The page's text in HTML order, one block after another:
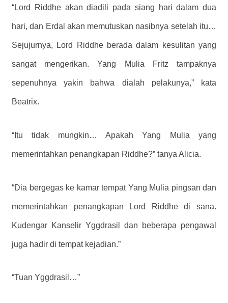
“Lord Riddhe akan diadili pada siang hari dalam dua
hari, dan Erdal akan memutuskan nasibnya setelah itu…
Sejujurnya, Lord Riddhe berada dalam kesulitan yang
sangat mengerikan. Yang Mulia Fritz tampaknya
sepenuhnya yakin bahwa dialah pelakunya,” kata
Beatrix.
“Itu tidak mungkin… Apakah Yang Mulia yang
memerintahkan penangkapan Riddhe?” tanya Alicia.
“Dia bergegas ke kamar tempat Yang Mulia pingsan dan
memerintahkan penangkapan Lord Riddhe di sana.
Kudengar Kanselir Yggdrasil dan beberapa pengawal
juga hadir di tempat kejadian.”
“Tuan Yggdrasil…”